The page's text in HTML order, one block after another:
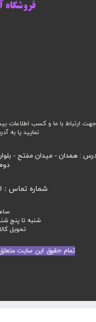
تمام حقوق این سایت متعلق
جهت ارتباط با ما و کسب اطلاعات
نمایید یا به
: همدان - میدان مفتح -
شنبه تا پنج شنبه 9 صبح الی
تحویل کالا 3 تا 7 روز کاری
شماره تماس : 09185032000 محرابی
فروشگاه